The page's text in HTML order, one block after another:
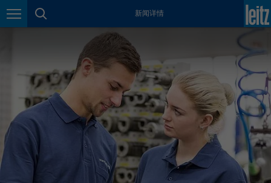
页面导航页面搜索
新闻详情
español
Nederland
nederlands
Österreich
deutsch
Polska
Portugal
português